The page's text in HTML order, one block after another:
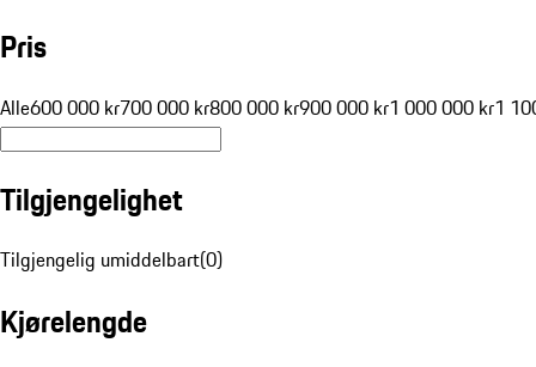
Pris
Alle600 000 kr700 000 kr800 000 kr900 000 kr1 000 000 kr1
Tilgjengelighet
Tilgjengelig umiddelbart(0)
Kjørelengde